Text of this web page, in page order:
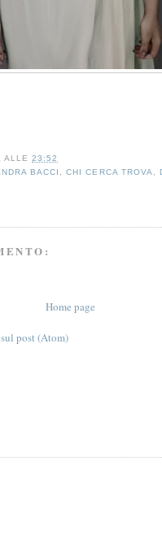
ALLE23:52
BACCI ,CHI CERCA TROVA,
Home page
post (Atom)